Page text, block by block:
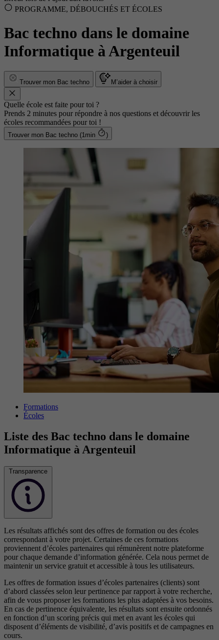
PROGRAMME, DÉBOUCHÉS ET ÉCOLES
Bac techno dans le domaine
Informatique à Argenteuil
Trouver mon Bac techno M’aider à choisir
Quelle école est faite pour toi ?
Prends 2 minutes pour répondre à nos questions et découvrir les
écoles recommandées pour toi !
Trouver mon Bac techno (1min )
Formations
Écoles
Liste des Bac techno dans le domaine
Informatique à Argenteuil
Transparence
Les résultats affichés sont des offres de formation ou des écoles
correspondant à votre projet. Certaines de ces formations
proviennent d’écoles partenaires qui rémunèrent notre plateforme
pour chaque demande d’information générée. Cela nous permet de
maintenir un service gratuit et accessible à tous les utilisateurs.
Les offres de formation issues d’écoles partenaires (clients) sont
d’abord classées selon leur pertinence par rapport à votre recherche,
afin de vous proposer les formations les plus adaptées à vos besoins.
En cas de pertinence équivalente, les résultats sont ensuite ordonnés
en fonction d’un scoring précis qui met en avant les écoles qui
disposent d’éléments de visibilité, d’avis positifs et de campagnes en
cours.